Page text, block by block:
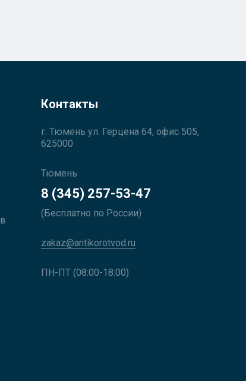
Контакты
г. Тюмень ул. Герцена 64, офис 505,
625000
Тюмень
8 (345) 257-53-47
(Бесплатно по России)
zakaz@antikorotvod.ru
ПН-ПТ (08:00-18:00)